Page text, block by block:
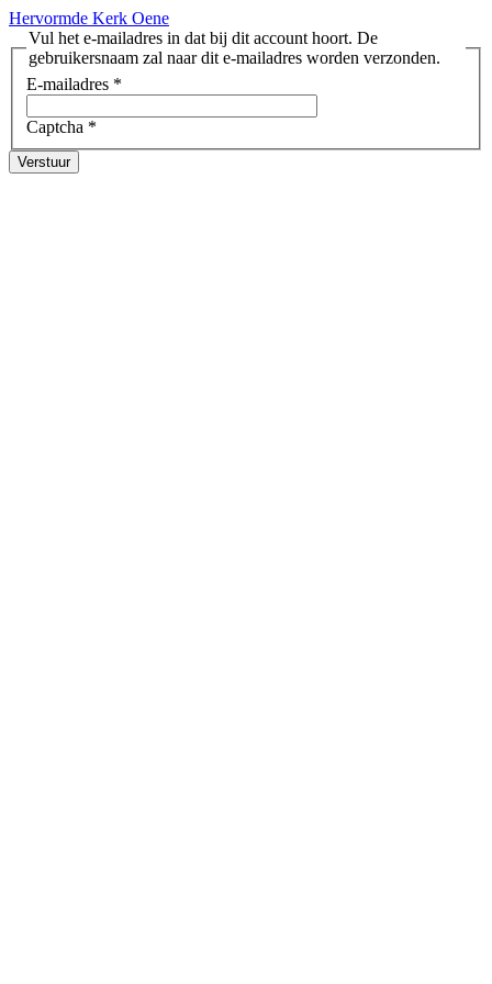
Hervormde Kerk Oene
Vul het e-mailadres in dat bij dit account hoort. De
gebruikersnaam zal naar dit e-mailadres worden verzonden.
E-mailadres *
Captcha *
Verstuur